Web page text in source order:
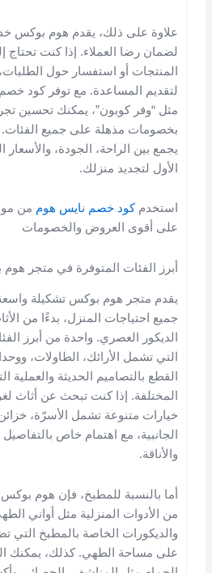
علاوة على ذلك، يقدم هوم بوكس
لضمان رضا العملاء. إذا كنت تحتاج
المنتجات أو استفسار حول
لتقديم المساعدة. مع توفر كود
مثل “وفر كوبون”، يمكنك تحسين
بخصومات مذهلة على جميع
يجمع بين الراحة، الجودة،
الأول لتجديد منزلك.
استخدمكود خصم نايس هوم من
على أقوى العروض والخصومات
أبرز الفئات المتوفرة في متجر
يقدم متجر هوم بوكس تشكيلة
جميع احتياجات المنزل، بدءًا من
الديكور العصري. واحدة من أبرز
التي تشمل الأرائك، الطاولات،
القطع بالتصاميم الحديثة
المختلفة. إذا كنت تبحث عن أثاث
خيارات متنوعة تشمل الأسرّة،
الجانبية، مع اهتمام خاص
والأناقة.
أما بالنسبة للمطبخ، فإن هوم
من الأدوات المنزلية مثل أواني
والديكورات الخاصة بالمطبخ التي
على مساحة الطهي. كذلك، يمكنك